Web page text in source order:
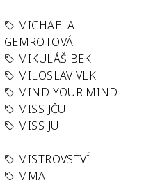
MICHAELA
GEMROTOVÁ
MIKULÁŠ BEK
MILOSLAV VLK
MIND YOUR MIND
MISS JČU
MISS JU
MISTROVSTVÍ
MMA